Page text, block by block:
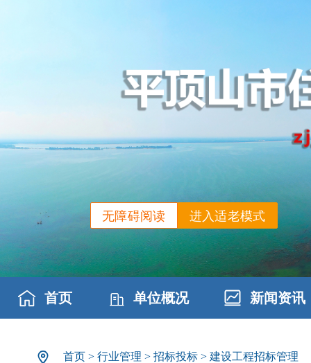
进入适老模式
无障碍阅读
首页 单位概况 新闻资讯
首页 > 行业管理 > 招标投标 > 建设工程招标管理